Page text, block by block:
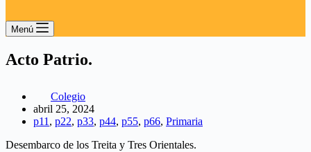
Menú
Acto Patrio.
Colegio
abril 25, 2024
p11 , p22, p33, p44, p55, p66, Primaria
Desembarco de los Treita y Tres Orientales.